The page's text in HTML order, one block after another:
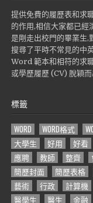
提供免費的履歷表和求
的作用,相信大家都已經
是剛走出校門的畢業生,
搜尋了平時不常見的中
Word 範本和相符的求
或學歷履歷 (CV) 脫穎而
標籤
WORD WORD格式
大學生
好用 好看
應聘
教師 整齊
簡歷封面
簡歷表格
藝術
行政 計算機
醫學生
醫生 金融